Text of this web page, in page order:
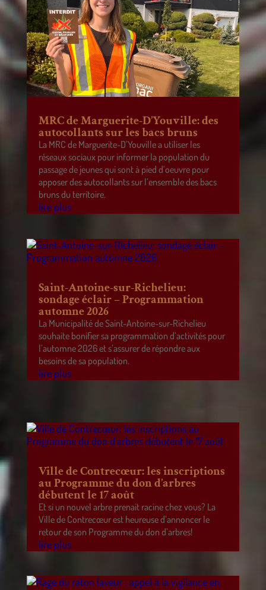
MRC de Marguerite-D’Youville: des
autocollants sur les bacs bruns
La MRC de Marguerite-D’Youville a utiliser les
réseaux sociaux pour informer la population du
passage de jeunes qui sont à pied d’oeuvre pour
apposer des autocollants sur l’ensemble des bacs
bruns du territoire.
lire plus
Saint-Antoine-sur-Richelieu:
sondage éclair – Programmation
automne 2026
La Municipalité de Saint-Antoine-sur-Richelieu
souhaite bonifier sa programmation d’activités pour
l’automne 2026 et s’assurer de répondre aux
besoins de sa population.
lire plus
Ville de Contrecœur: les inscriptions
au Programme du don d’arbres
débutent le 17 août
Et si un nouvel arbre prenait racine chez vous? La
Ville de Contrecœur est heureuse d’annoncer le
retour de son Programme du don d’arbres!
lire plus